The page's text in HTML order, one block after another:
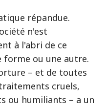
répandue.
n'est
à l'abri de ce
forme ou une autre.
– et de toutes
cruels,
ou humiliants – a un